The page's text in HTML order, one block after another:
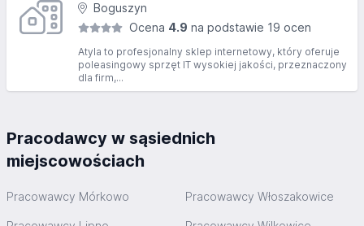
Boguszyn
Ocena 4.9 na podstawie 19 ocen
Atyla to profesjonalny sklep internetowy, który oferuje
poleasingowy sprzęt IT wysokiej jakości, przeznaczony
dla firm,...
Pracodawcy w sąsiednich
miejscowościach
Pracowawcy Mórkowo Pracowawcy Włoszakowice